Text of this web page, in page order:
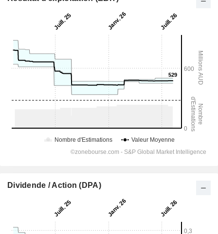
Dividende / Action (DPA)